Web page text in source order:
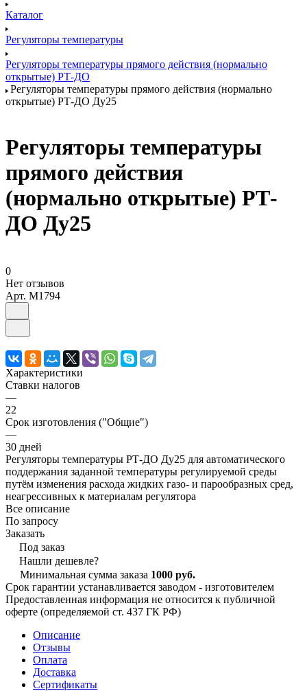
Каталог
Регуляторы температуры
Регуляторы температуры прямого действия (нормально
открытые) РТ-ДО
Регуляторы температуры прямого действия (нормально
открытые) РТ-ДО Ду25
Регуляторы температуры
прямого действия
(нормально открытые) РТ-
ДО Ду25
0
Нет отзывов
Арт. M1794
Характеристики
Ставки налогов
—
22
Срок изготовления ("Общие")
—
30 дней
Регуляторы температуры РТ-ДО Ду25 для автоматического
поддержания заданной температуры регулируемой среды
путём изменения расхода жидких газо- и парообразных сред,
неагрессивных к материалам регулятора
Все описание
По запросу
Заказать
Под заказ
Нашли дешевле?
Минимальная сумма заказа 1000 руб.
Срок гарантии устанавливается заводом - изготовителем
Предоставленная информация не относится к публичной
оферте (определяемой ст. 437 ГК РФ)
Описание
Отзывы
Оплата
Доставка
Сертификаты